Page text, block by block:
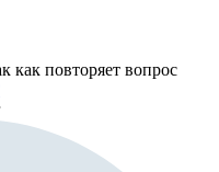
как повторяет вопрос